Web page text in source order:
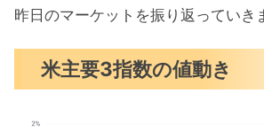
セクター別パフォーマン
S&P500チャート分析
米国市場のトピックス
昨日のマーケットを振り返っていき
米主要3指数の値動き